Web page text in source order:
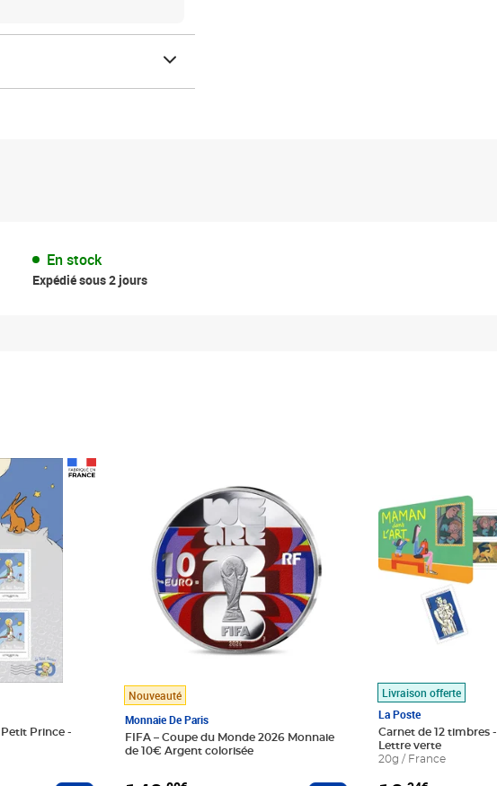
En stock
Expédié sous 2 jours
Prince -
Nouveauté
Monnaie De Paris
FIFA – Coupe du Monde 2026 Monnaie
de 10€ Argent colorisée
Livraison offerte
La Poste
Carnet de 12 timbres
Lettre verte
20g / France